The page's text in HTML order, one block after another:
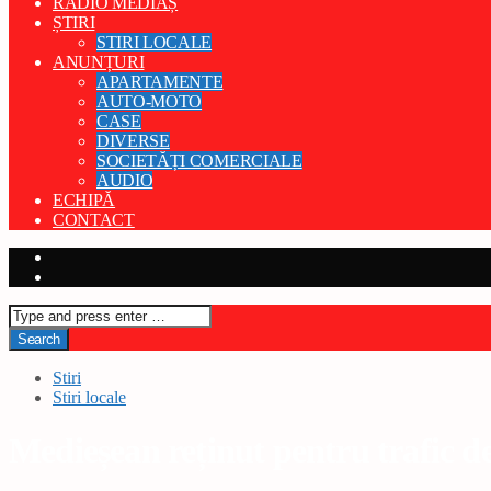
ȘTIRI
STIRI LOCALE
ANUNȚURI
APARTAMENTE
AUTO-MOTO
CASE
DIVERSE
SOCIETĂȚI COMERCIALE
AUDIO
ECHIPĂ
CONTACT
Stiri
Stiri locale